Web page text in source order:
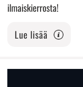
ilmaiskierrosta!
Lue lisää